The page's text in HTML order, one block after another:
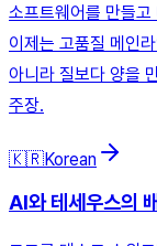
소프트웨어를 만들고
이제는 고품질 메인
아니라 질보다 양을
주장.
🇰🇷Korean
AI와 테세우스의 배